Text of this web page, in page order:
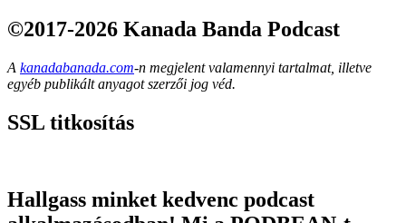
©2017-2026 Kanada Banda Podcast
A kanadabanada.com-n megjelent valamennyi tartalmat, illetve
egyéb publikált anyagot szerzői jog véd.
SSL titkosítás
Hallgass minket kedvenc podcast